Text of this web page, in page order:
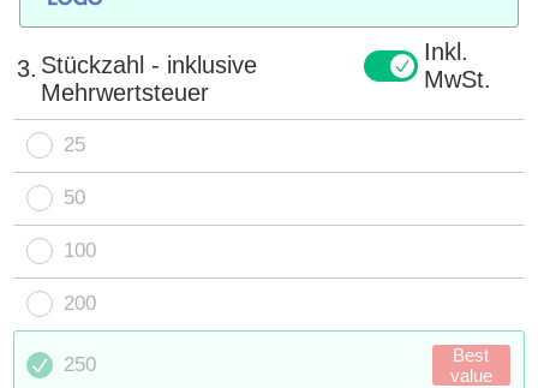
3. Stückzahl - inklusive
Mehrwertsteuer
Inkl.
MwSt.
25
50
100
200
250
Best
value